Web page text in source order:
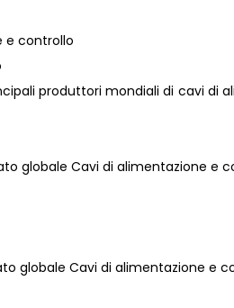
e controllo
produttori mondiali di cavi di
globale Cavi di alimentazione e
globale Cavi di alimentazione e